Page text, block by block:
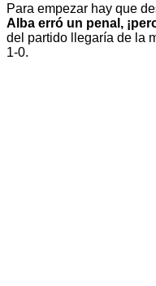
Para empezar hay que
Alba erró un penal,
del partido llegaría de la
1-0.